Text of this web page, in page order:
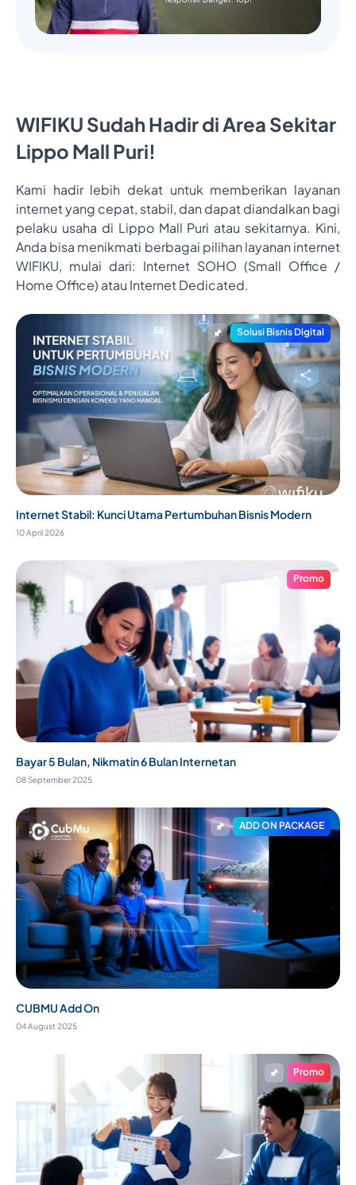
WIFIKU Sudah Hadir di Area Sekitar
Lippo Mall Puri!
Kami hadir lebih dekat untuk memberikan layanan
internet yang cepat, stabil, dan dapat diandalkan bagi
pelaku usaha di Lippo Mall Puri atau sekitarnya. Kini,
Anda bisa menikmati berbagai pilihan layanan internet
WIFIKU, mulai dari: Internet SOHO (Small Office /
Home Office) atau Internet Dedicated.
Solusi Bisnis Digital
Internet Stabil: Kunci Utama Pertumbuhan Bisnis Modern
10 April 2026
Promo
Bayar 5 Bulan, Nikmatin 6 Bulan Internetan
08 September 2025
ADD ON PACKAGE
CUBMU Add On
04 August 2025
Promo